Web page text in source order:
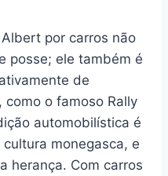
por carros não
posse; ele também é
de
o famoso Rally
automobilística é
monegasca, e
herança. Com carros